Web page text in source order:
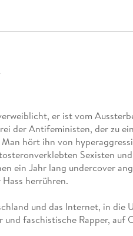
er ist vom
der Antifeministen, der zu
hört ihn von
Sexisten
ein Jahr lang undercover
herrühren.
und das Internet, in die
faschistische Rapper, auf